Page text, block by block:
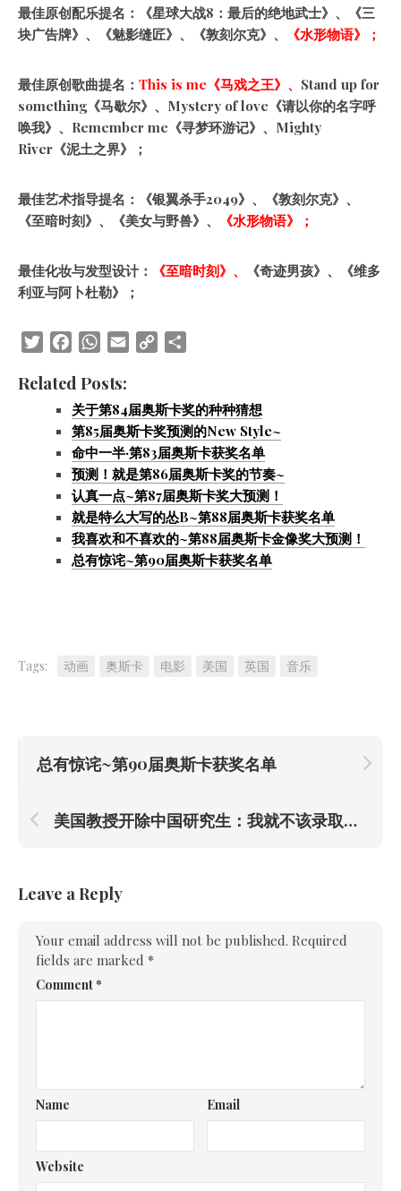
最佳原创配乐提名：《星球大战8：最后的绝地武士》‌、《三
块广告牌》、《魅影缝匠》、《敦刻尔克》、
《水形物语》；
最佳原创歌曲提名： This is me《马戏之王》、 Stand up for
something《马歇尔》、Mystery of love《请以你的名字呼
唤我》、Remember me《寻梦环游记》、Mighty
River《泥土之界》；
最佳艺术指导提名：《银翼杀手2049》、《敦刻尔克》、
《至暗时刻》、《美女与野兽》、
《水形物语》；
最佳化妆与发型设计： 《至暗时刻》、
《奇迹男孩》、《维多
利亚与阿卜杜勒》；
TwitterFacebookWhatsApp
Email Copy
Related Posts:
关于第84届奥斯卡奖的种种猜想
第85届奥斯卡奖预测的New Style~
命中一半·第83届奥斯卡获奖名单
预测！就是第86届奥斯卡奖的节奏~
认真一点~第87届奥斯卡奖大预测！
就是特么大写的怂B~第88届奥斯卡获奖名单
我喜欢和不喜欢的~第88届奥斯卡金像奖大预测！
总有惊诧~第90届奥斯卡获奖名单
Tags: 动画 奥斯卡 电影 美国 英国 音乐
总有惊诧~第90届奥斯卡获奖名单
美国教授开除中国研究生：我就不该录取你！
Leave a Reply
Your email address will not be published. Required
fields are marked *
Comment*
Name Email
Website